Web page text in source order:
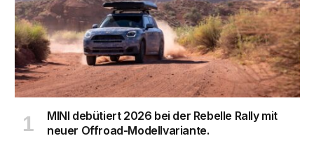
MINI debütiert 2026 bei der Rebelle Rally mit
neuer Offroad-Modellvariante.